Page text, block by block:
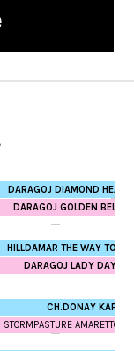
DARAGOJ DIAMOND HEART
DARAGOJ GOLDEN BELLE
HILLDAMAR THE WAY TO GO
DARAGOJ LADY DAY
CH.DONAY KAPPA
STORMPASTURE AMARETTO AT